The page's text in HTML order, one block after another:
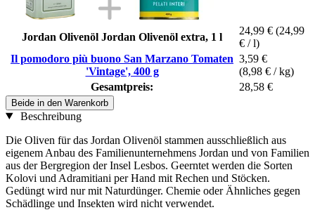
Jordan Olivenöl Jordan Olivenöl extra, 1 l
24,99 € (24,99
€ / l)
Il pomodoro più buono San Marzano Tomaten
'Vintage', 400 g
3,59 €
(8,98 € / kg)
Gesamtpreis:
28,58 €
Beide in den Warenkorb
Beschreibung
Die Oliven für das Jordan Olivenöl stammen ausschließlich aus
eigenem Anbau des Familienunternehmens Jordan und von Familien
aus der Bergregion der Insel Lesbos. Geerntet werden die Sorten
Kolovi und Adramitiani per Hand mit Rechen und Stöcken.
Gedüngt wird nur mit Naturdünger. Chemie oder Ähnliches gegen
Schädlinge und Insekten wird nicht verwendet.